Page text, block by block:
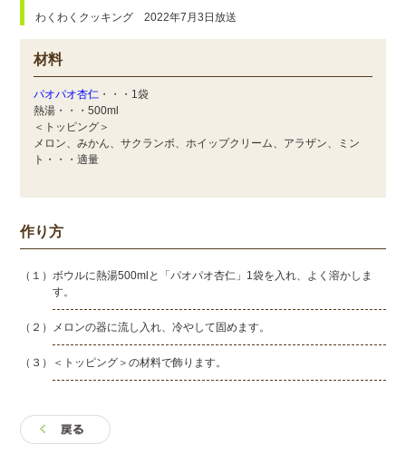
わくわくクッキング 2022年7月3日放送
材料
パオパオ杏仁 ・・・1袋
熱湯・・・500ml
＜トッピング＞
メロン、みかん、サクランボ、ホイップクリーム、アラザン、ミン
ト・・・適量
作り方
（１）ボウルに熱湯500mlと「パオパオ杏仁」1袋を入れ、よく溶かしま
す。
（２）メロンの器に流し入れ、冷やして固めます。
（３）＜トッピング＞の材料で飾ります。